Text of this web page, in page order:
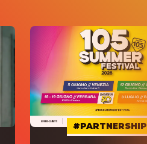
#PARTNERSHIP